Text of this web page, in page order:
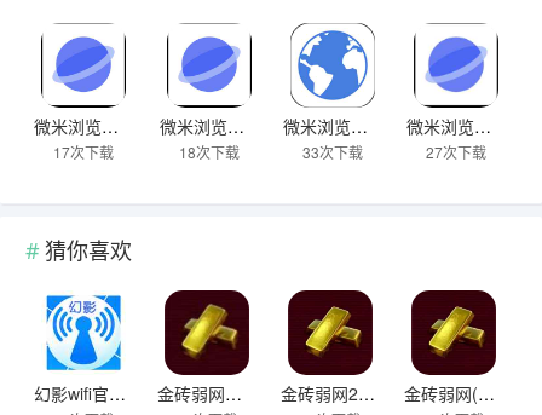
微米浏览器免费版新版
17次下载
微米浏览器app下载安卓
18次下载
微米浏览器官网最新版本
33次下载
微米浏览器最新版
27次下载
猜你喜欢
幻影wifi官方2025版 金砖弱网范围拾取 金砖弱网2025版本无卡密 金砖弱网(禁止倒卖)安卓下载